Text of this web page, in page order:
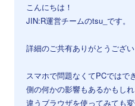
こんにちは！
JIN:R運営チームのtsu_です。
詳細のご共有ありがとうござい
スマホで問題なくてPCではで
側の何かの影響もあるかもしれ
違うブラウザを使ってみても